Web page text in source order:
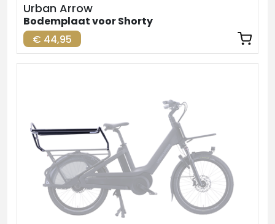
Urban Arrow
Bodemplaat voor Shorty
€ 44,95